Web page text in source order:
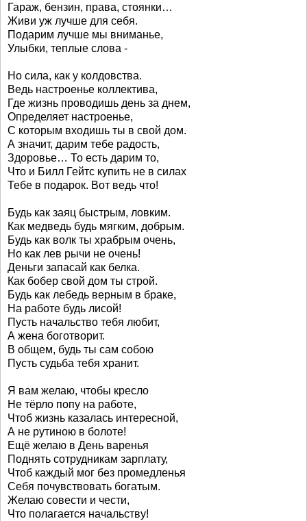
Гараж, бензин, права, стоянки…
Живи уж лучше для себя.
Подарим лучше мы вниманье,
Улыбки, теплые слова -
Но сила, как у колдовства.
Ведь настроенье коллектива,
Где жизнь проводишь день за днем,
Определяет настроенье,
С которым входишь ты в свой дом.
А значит, дарим тебе радость,
Здоровье… То есть дарим то,
Что и Билл Гейтс купить не в силах
Тебе в подарок. Вот ведь что!
Будь как заяц быстрым, ловким.
Как медведь будь мягким, добрым.
Будь как волк ты храбрым очень,
Но как лев рычи не очень!
Деньги запасай как белка.
Как бобер свой дом ты строй.
Будь как лебедь верным в браке,
На работе будь лисой!
Пусть начальство тебя любит,
А жена боготворит.
В общем, будь ты сам собою
Пусть судьба тебя хранит.
Я вам желаю, чтобы кресло
Не тёрло попу на работе,
Чтоб жизнь казалась интересной,
А не рутиною в болоте!
Ещё желаю в День варенья
Поднять сотрудникам зарплату,
Чтоб каждый мог без промедленья
Себя почувствовать богатым.
Желаю совести и чести,
Что полагается начальству!